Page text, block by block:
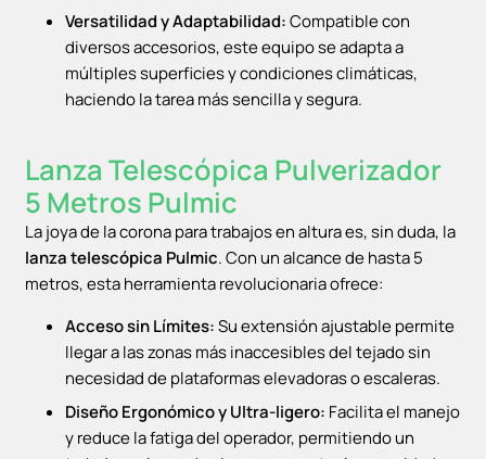
Versatilidad y Adaptabilidad:Compatible con
diversos accesorios, este equipo se adapta a
múltiples superficies y condiciones climáticas,
haciendo la tarea más sencilla y segura.
Lanza Telescópica Pulverizador
5 Metros Pulmic
La joya de la corona para trabajos en altura es, sin duda, la
lanza telescópica Pulmic. Con un alcance de hasta 5
metros, esta herramienta revolucionaria ofrece:
Acceso sin Límites:Su extensión ajustable permite
llegar a las zonas más inaccesibles del tejado sin
necesidad de plataformas elevadoras o escaleras.
Diseño Ergonómico y Ultra-ligero: Facilita el manejo
y reduce la fatiga del operador, permitiendo un